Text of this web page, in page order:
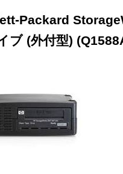
Packard
ブ (外付型)